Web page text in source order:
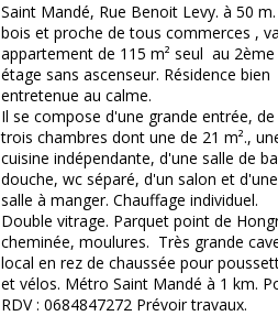
Saint Mandé, Rue Benoit Levy. à 50
bois et proche de tous commerces ,
appartement de 115 m² seul au 2ème
étage sans ascenseur. Résidence bien
entretenue au calme.
Il se compose d'une grande entrée, de
trois chambres dont une de 21 m².,
cuisine indépendante, d'une salle de
douche, wc séparé, d'un salon et d'une
salle à manger. Chauffage individuel.
Double vitrage. Parquet point de
cheminée, moulures. Très grande
local en rez de chaussée pour
et vélos. Métro Saint Mandé à 1 km.
RDV : 0684847272 Prévoir travaux.